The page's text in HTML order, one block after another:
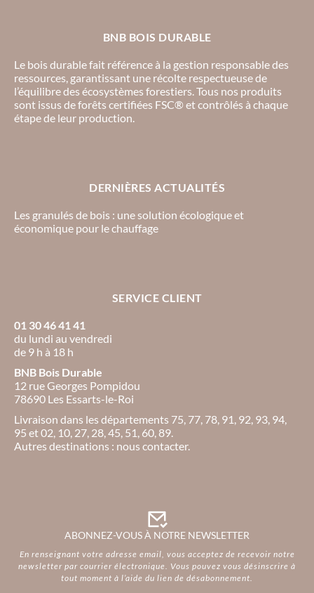
BNB BOIS DURABLE
Le bois durable fait référence à la gestion responsable des
ressources, garantissant une récolte respectueuse de
l’équilibre des écosystèmes forestiers. Tous nos produits
sont issus de forêts certifiées FSC® et contrôlés à chaque
étape de leur production.
DERNIÈRES ACTUALITÉS
Les granulés de bois : une solution écologique et
économique pour le chauffage
SERVICE CLIENT
01 30 46 41 41
du lundi au vendredi
de 9 h à 18 h
BNB Bois Durable
12 rue Georges Pompidou
78690 Les Essarts-le-Roi
Livraison dans les départements 75, 77, 78, 91, 92, 93, 94,
95 et 02, 10, 27, 28, 45, 51, 60, 89.
Autres destinations : nous contacter.
ABONNEZ-VOUS À NOTRE NEWSLETTER
En renseignant votre adresse email, vous acceptez de recevoir notre
newsletter par courrier électronique. Vous pouvez vous désinscrire à
tout moment à l’aide du lien de désabonnement.